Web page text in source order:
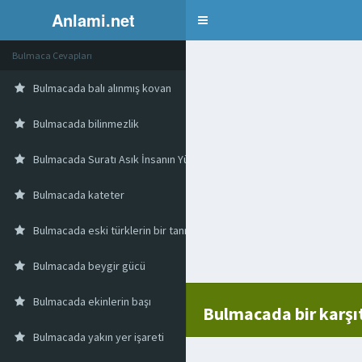
Anlami.net Bulmaca
Bulmacada bir
Bulmaca Cevapları
Bulmacada balı alınmış kovan
Bulmacada bilinmezlik
Bulmacada Suratı Asık İnsanın Yüzünden Düşen Böyle Olur
Bulmacada kateter
Bulmacada eski türklerin bir tanrıçası
Bulmacada beygir gücü
Bulmacada ekinlerin başı
Bulmacada yakın yer işareti